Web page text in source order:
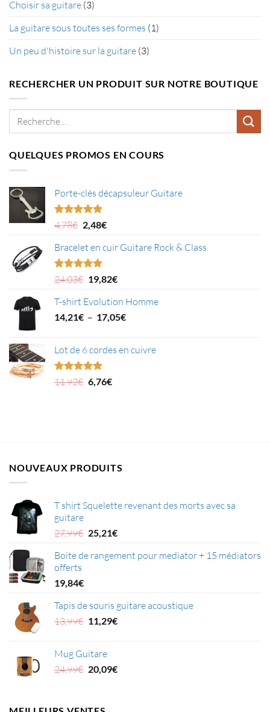
Choisir sa guitare (3)
La guitare sous toutes ses formes (1)
Un peu d'histoire sur la guitare (3)
RECHERCHER UN PRODUIT SUR NOTRE BOUTIQUE
Recherche
QUELQUES PROMOS EN COURS
Porte-clés décapsuleur Guitare
Note 5.00
sur 5
4,78€ Le
initial
était :
4,78€.
2,48€Le
actuel
2,48€.
Bracelet en cuir Guitare Rock & Class
Note5.00
sur 5
24,03€ Le
initial
était :
19,82€Le
actuel
est :
T-shirt Evolution Homme
14,21€ – 17,05€Plage
14,21€
Lot de 6 cordes en cuivre
Note5.00
sur 5
11,92€ Le
6,76€Le
NOUVEAUX PRODUITS
T shirt Squelette revenant des morts avec sa
guitare
27,99€ Le
initial
25,21€Le
actuel
Boite de rangement pour mediator + 15 médiators
offerts
19,84€
Tapis de souris guitare acoustique
13,99€ Le
était :
13,99€.
11,29€Le
11,29€.
Mug Guitare
24,99€ Le
était :
20,09€Le